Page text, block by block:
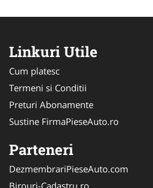
Linkuri Utile
Cum platesc
Termeni si Conditii
Preturi Abonamente
Sustine FirmaPieseAuto.ro
Parteneri
DezmembrariPieseAuto.com